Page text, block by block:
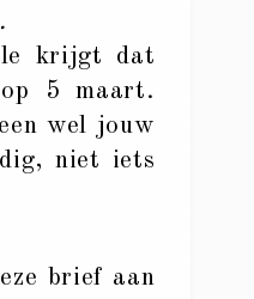
krijgt dat
5 maart.
wel jouw
niet iets
brief aan